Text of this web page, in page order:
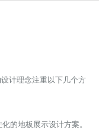
计理念注重以下几个方
的地板展示设计方案。